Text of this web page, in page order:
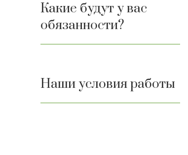
Какие будут у вас
обязанности?
Наши условия работы